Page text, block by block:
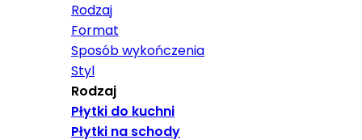
Rodzaj
Format
Sposób wykończenia
Styl
Rodzaj
Płytki do kuchni
Płytki na schody